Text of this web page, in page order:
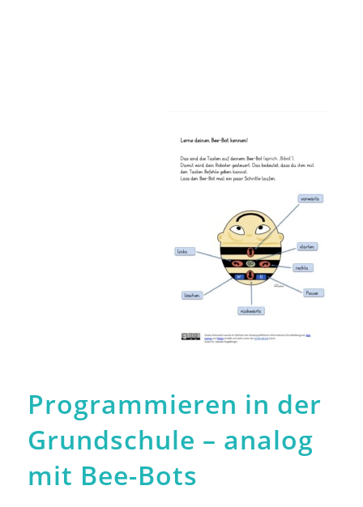
Programmieren in der
Grundschule – analog
mit Bee-Bots